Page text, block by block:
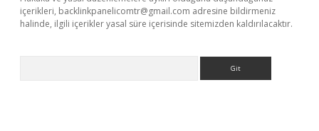
içerikleri, backlinkpanelicomtr@gmail.com adresine bildirmeniz
halinde, ilgili içerikler yasal süre içerisinde sitemizden kaldırılacaktır.